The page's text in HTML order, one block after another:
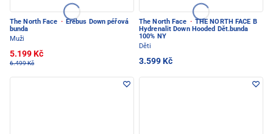
The North Face · Erebus Down péřová
bunda
Muži
5.199 Kč
6.499 Kč
The North Face · THE NORTH FACE B
Hydrenalit Down Hooded Dět.bunda
100% NY
Děti
3.599 Kč